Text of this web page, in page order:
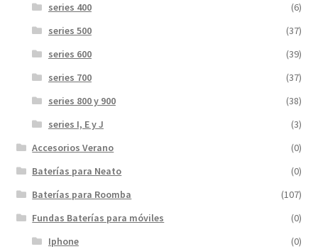
series 400
(6)
series 500
(37)
series 600
(39)
series 700
(37)
series 800 y 900
(38)
series I, E y J
(3)
Accesorios Verano
(0)
Baterías para Neato
(0)
Baterías para Roomba
(107)
Fundas Baterías para móviles
(0)
Iphone
(0)